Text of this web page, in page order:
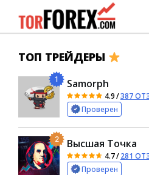
ТОП ТРЕЙДЕРЫ
1 Samorph
4.9/387
Проверен
2 Высшая Точка
4.7/281
Проверен